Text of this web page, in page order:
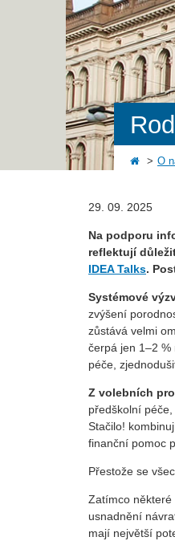
O
29. 09. 2025
Na podporu
reflektují
IDEA Talks.
Systémové
zvýšení
zůstává velmi
čerpá jen 1–2
péče,
Z volebních
předškolní
Stačilo!
finanční pomoc
Přestože se
Zatímco
usnadnění
mají největší